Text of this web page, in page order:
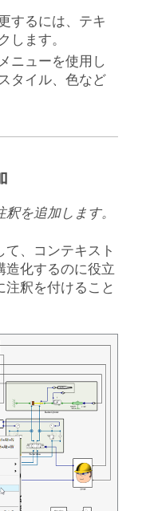
するには、テキ
します。
ニューを使用し
タイル、色など
を追加します。
、コンテキスト
造化するのに役立
釈を付けること